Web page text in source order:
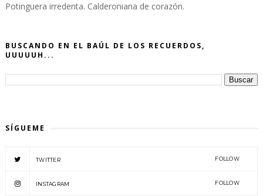
Potinguera irredenta. Calderoniana de corazón.
BUSCANDO EN EL BAÚL DE LOS RECUERDOS,
UUUUUH...
SÍGUEME
TWITTER FOLLOW
INSTAGRAM FOLLOW